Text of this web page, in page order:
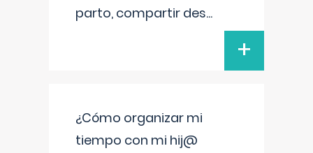
parto, compartir des...
+
¿Cómo organizar mi
tiempo con mi hij@